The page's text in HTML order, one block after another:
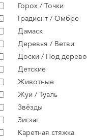
Горох / Точки
Градиент / Омбре
Дамаск
Деревья / Ветви
Доски / Под дерево
Детские
Животные
Жуи / Туаль
Звёзды
Зигзаг
Каретная стяжка